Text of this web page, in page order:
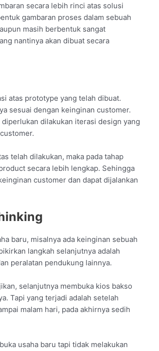
secara lebih rinci atas solusi
gambaran proses dalam sebuah
masih berbentuk sangat
nantinya akan dibuat secara
atas prototype yang telah dibuat.
sesuai dengan keinginan customer.
dilakukan iterasi design yang
telah dilakukan, maka pada tahap
secara lebih lengkap. Sehingga
customer dan dapat dijalankan
baru, misalnya ada keinginan sebuah
langkah selanjutnya adalah
peralatan pendukung lainnya.
selanjutnya membuka kios bakso
Tapi yang terjadi adalah setelah
malam hari, pada akhirnya sedih
usaha baru tapi tidak melakukan